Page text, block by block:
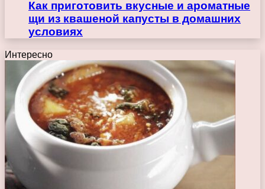
Как приготовить вкусные и ароматные
щи из квашеной капусты в домашних
условиях
Интересно